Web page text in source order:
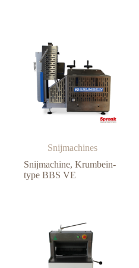
Snijmachines
Snijmachine, Krumbein-
type BBS VE